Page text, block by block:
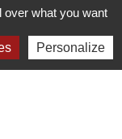
cette page
over what you want
Personalize